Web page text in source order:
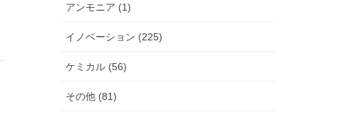
アンモニア (1)
イノベーション (225)
ケミカル (56)
その他 (81)